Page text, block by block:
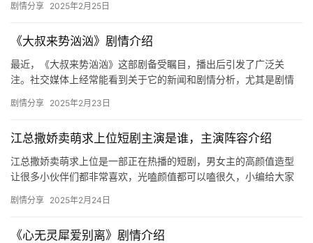
星
选
🎬
短
场
剧情分享 2025年2月25日
《大叔来势汹汹》剧情介绍
最近，《大叔来势汹汹》这部剧备受瞩目，播出后引发了广泛关
注。社交媒体上经常能看到关于它的新闻和剧情分析，尤其是剧情
时间为1…
剧情分享 2025年2月23日
江总撒娇卖萌求上位短剧主演是谁，主演阵容介绍
江总撒娇卖萌求上位是一部正在热播的短剧，男女主的高颜值造型
让很多小伙伴们都非常喜欢，光嗑颜值都可以嗑很久，小编给大家
主演…
剧情分享 2025年2月24日
《心无灵犀爱别离》剧情介绍